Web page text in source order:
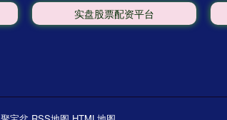
实盘股票配资平台